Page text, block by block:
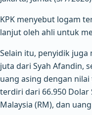
KPK menyebut logam
lanjut oleh ahli untuk
Selain itu, penyidik juga
juta dari Syah Afandin,
uang asing dengan
terdiri dari 66.950 Dolar
Malaysia (RM), dan